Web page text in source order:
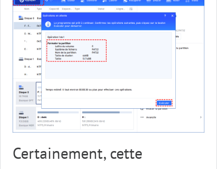
Certainement, cette